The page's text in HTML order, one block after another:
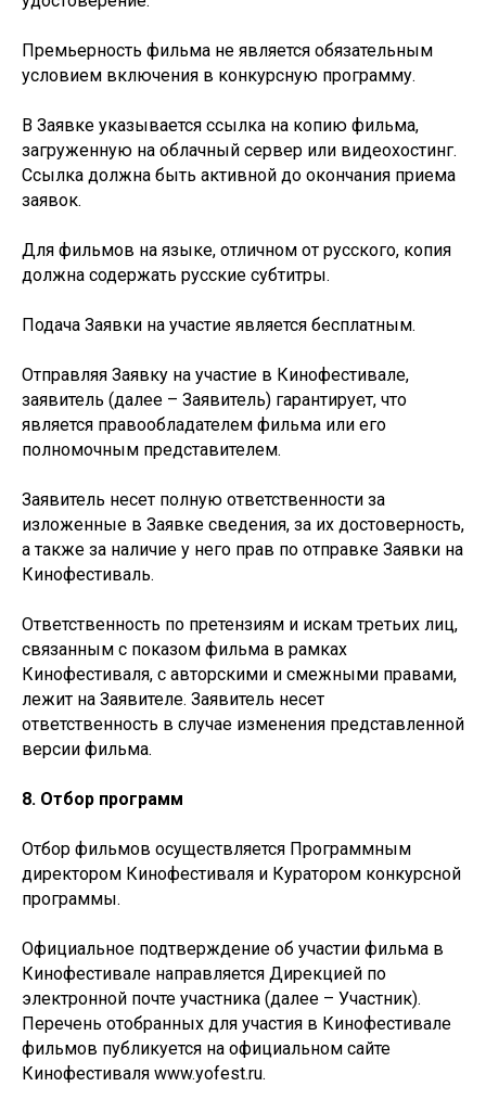
Премьерность фильма не является обязательным
условием включения в конкурсную программу.
В Заявке указывается ссылка на копию фильма,
загруженную на облачный сервер или видеохостинг.
Ссылка должна быть активной до окончания приема
заявок.
Для фильмов на языке, отличном от русского, копия
должна содержать русские субтитры.
Подача Заявки на участие является бесплатным.
Отправляя Заявку на участие в Кинофестивале,
заявитель (далее – Заявитель) гарантирует, что
является правообладателем фильма или его
полномочным представителем.
Заявитель несет полную ответственности за
изложенные в Заявке сведения, за их достоверность,
а также за наличие у него прав по отправке Заявки на
Кинофестиваль.
Ответственность по претензиям и искам третьих лиц,
связанным с показом фильма в рамках
Кинофестиваля, с авторскими и смежными правами,
лежит на Заявителе. Заявитель несет
ответственность в случае изменения представленной
версии фильма.
8. Отбор программ
Отбор фильмов осуществляется Программным
директором Кинофестиваля и Куратором конкурсной
программы.
Официальное подтверждение об участии фильма в
Кинофестивале направляется Дирекцией по
электронной почте участника (далее – Участник).
Перечень отобранных для участия в Кинофестивале
фильмов публикуется на официальном сайте
Кинофестиваля www.yofest.ru.